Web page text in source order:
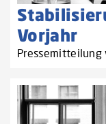
Vorjahr